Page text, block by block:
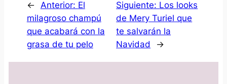
← Anterior: El
milagroso champú
que acabará con la
grasa de tu pelo
Siguiente: Los looks
de Mery Turiel que
te salvarán la
Navidad
→